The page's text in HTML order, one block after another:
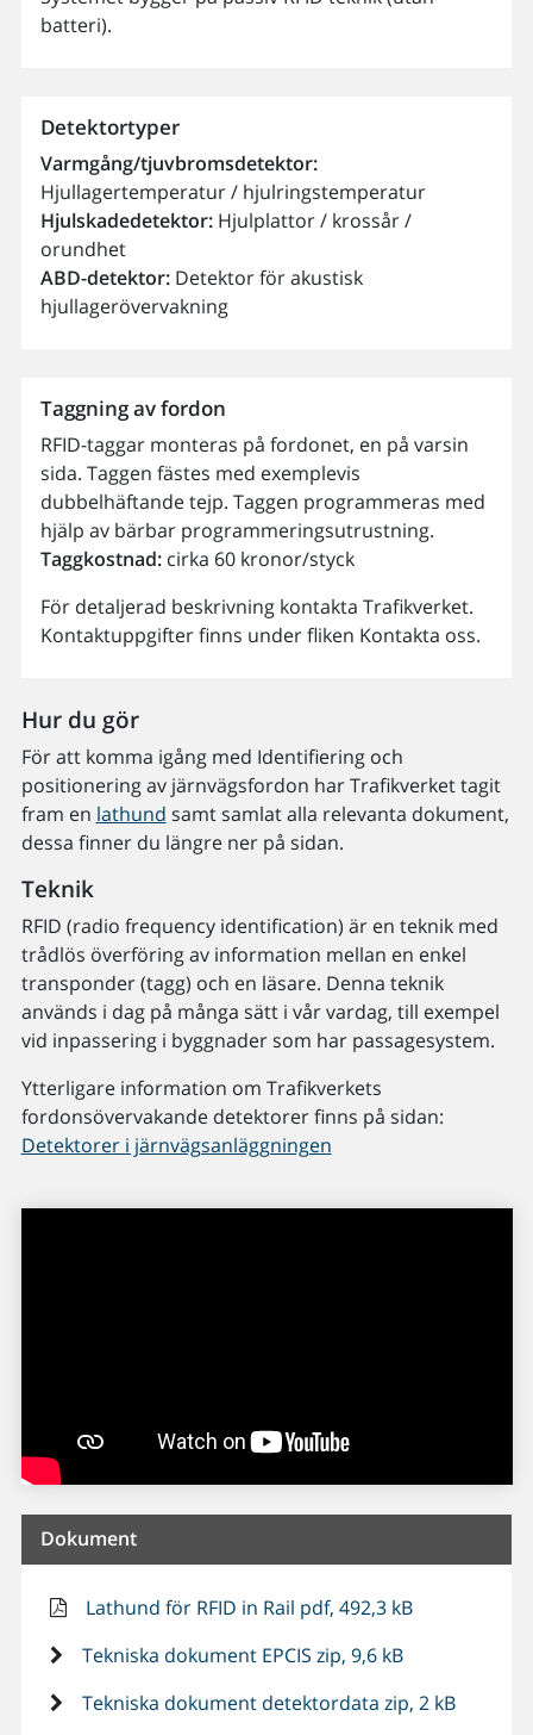
batteri).
Detektortyper
Varmgång/tjuvbromsdetektor:
Hjullagertemperatur / hjulringstemperatur
Hjulskadedetektor: Hjulplattor / krossår /
orundhet
ABD-detektor:Detektor för akustisk
hjullagerövervakning
Taggning av fordon
RFID-taggar monteras på fordonet, en på varsin
sida. Taggen fästes med exemplevis
dubbelhäftande tejp. Taggen programmeras med
hjälp av bärbar programmeringsutrustning.
Taggkostnad:cirka 60 kronor/styck
För detaljerad beskrivning kontakta Trafikverket.
Kontaktuppgifter finns under fliken Kontakta oss.
Hur du gör
För att komma igång med Identifiering och
positionering av järnvägsfordon har Trafikverket tagit
fram en lathund samt samlat alla relevanta dokument,
dessa finner du längre ner på sidan.
Teknik
RFID (radio frequency identification) är en teknik med
trådlös överföring av information mellan en enkel
transponder (tagg) och en läsare. Denna teknik
används i dag på många sätt i vår vardag, till exempel
vid inpassering i byggnader som har passagesystem.
Ytterligare information om Trafikverkets
fordonsövervakande detektorer finns på sidan:
Detektorer i järnvägsanläggningen
Dokument
Lathund för RFID in Rail pdf, 492,3 kB
Tekniska dokument EPCIS zip, 9,6 kB
Tekniska dokument detektordata zip, 2 kB